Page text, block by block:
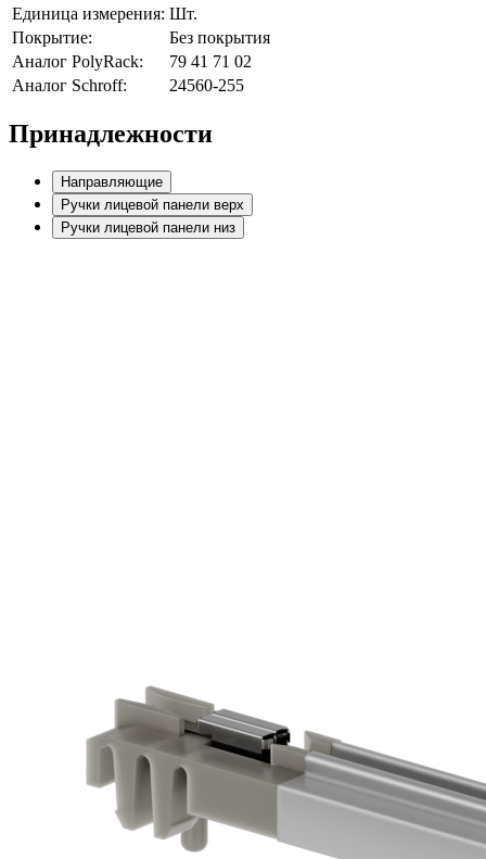
Единица измерения: Шт.
Покрытие:
Без покрытия
Аналог PolyRack:
79 41 71 02
Аналог Schroff:
24560-255
Принадлежности
Направляющие
Ручки лицевой панели верх
Ручки лицевой панели низ